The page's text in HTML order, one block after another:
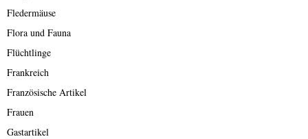
Fledermäuse
Flora und Fauna
Flüchtlinge
Frankreich
Französische Artikel
Frauen
Gastartikel